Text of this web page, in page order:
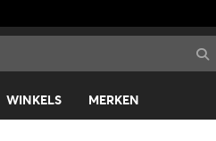
WINKELS MERKEN